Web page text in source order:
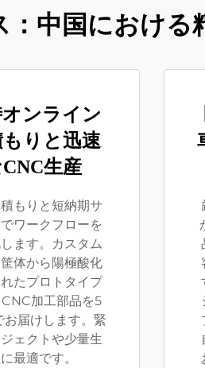
中国におけ
ンライン
もりと迅速
生産
もりと短納期サ
ワークフローを
ます。カスタム
体から陽極酸化
たプロトタイプ
CNC加工部品を5
お届けします。緊
ェクトや少量生
最適です。